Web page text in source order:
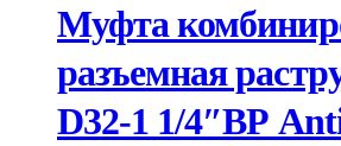
Муфта
разъемная
D32-1 1/4″ВР